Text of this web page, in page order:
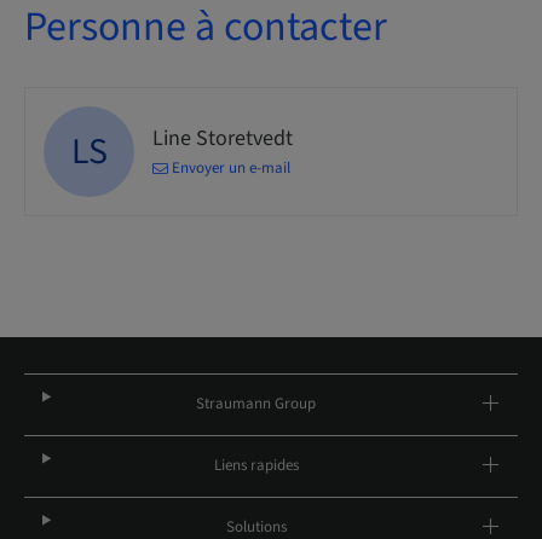
Personne à contacter
LS Line Storetvedt
Envoyer un e-mail
Straumann Group
Liens rapides
Solutions